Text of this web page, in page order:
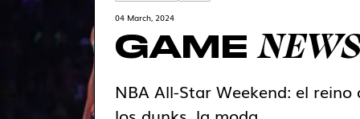
04 March, 2024
GAME
NBA All-Star Weekend: el